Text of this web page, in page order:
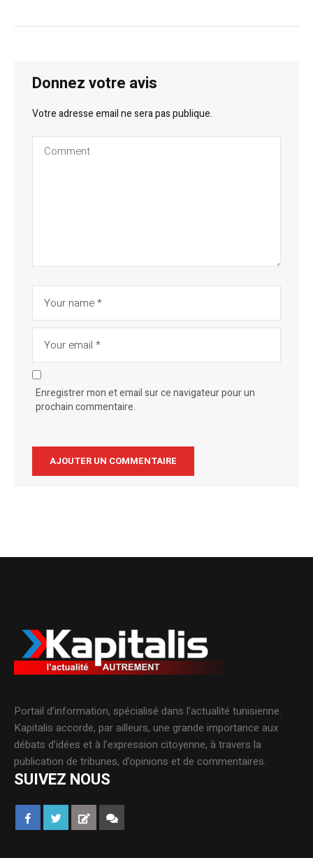
Donnez votre avis
Votre adresse email ne sera pas publique.
Enregistrer mon et email sur ce navigateur pour un
prochain commentaire.
Portail d’information, spécialisé dans l’actualité tunisienne.
Kapitalis accorde, par ailleurs, une grande importance aux
débats d’idées et à l’expression citoyenne, à travers la
publication de tribunes, d’opinions et de commentaires.
SUIVEZ NOUS